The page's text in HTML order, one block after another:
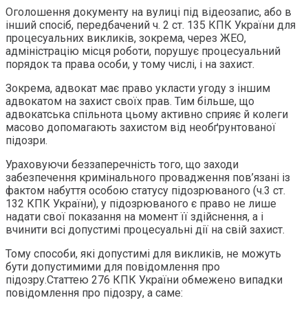
Оголошення документу на вулиці під відеозапис, або в
інший спосіб, передбачений ч. 2 ст. 135 КПК України для
процесуальних викликів, зокрема, через ЖЕО,
адміністрацію місця роботи, порушує процесуальний
порядок та права особи, у тому числі, і на захист.
Зокрема, адвокат має право укласти угоду з іншим
адвокатом на захист своїх прав. Тим більше, що
адвокатська спільнота цьому активно сприяє й колеги
масово допомагають захистом від необґрунтованої
підозри.
Ураховуючи беззаперечність того, що заходи
забезпечення кримінального провадження пов’язані із
фактом набуття особою статусу підозрюваного (ч.3 ст.
132 КПК України), у підозрюваного є право не лише
надати свої показання на момент її здійснення, а і
вчинити всі допустимі процесуальні дії на свій захист.
Тому способи, які допустимі для викликів, не можуть
бути допустимими для повідомлення про
підозру.Статтею 276 КПК України обмежено випадки
повідомлення про підозру, а саме: